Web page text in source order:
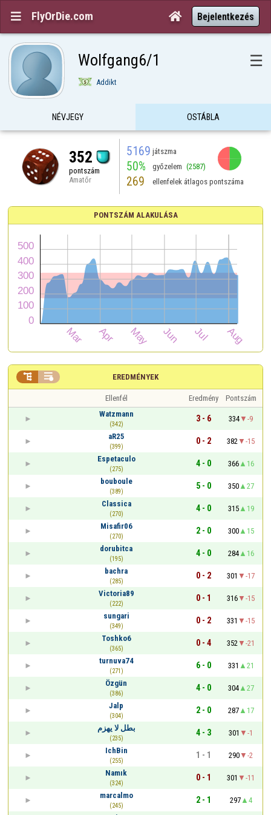
 FlyOrDie.com  Bejelentkezés
Wolfgang6/1 ☰
Addikt
NÉVJEGY OSTÁBLA
352
pontszám
Amatőr
5169 játszma
50% győzelem (2587)
269 ellenfelek átlagos pontszáma
PONTSZÁM ALAKULÁSA
EREDMÉNYEK
 
Ellenfél Eredmény
Pontszám
Watzmann
(342)
3 - 6 334
-9
aR25
(399)
0 - 2 382
-15
Espetaculo
(275)
4 - 0 366
16
bouboule
(389)
5 - 0 350
27
Classica
(270)
4 - 0 315
19
Misafir06
(270)
2 - 0 300
15
dorubitca
(195)
4 - 0 284
16
bachra
(285)
0 - 2 301
-17
Victoria89
(222)
0 - 1 316
-15
sungari
(349)
0 - 2 331
-15
Toshko6
(365)
0 - 4 352
-21
turnuva74
(271)
6 - 0 331
21
Özgün
(386)
4 - 0 304
27
Jalp
(304)
2 - 0 287
17
بطل لا يهزم
(235)
4 - 3 301
-1
IchBin
(255)
1 - 1 290
-2
Namık
(324)
0 - 1 301
-11
marcalmo
(245)
2 - 1 297
4